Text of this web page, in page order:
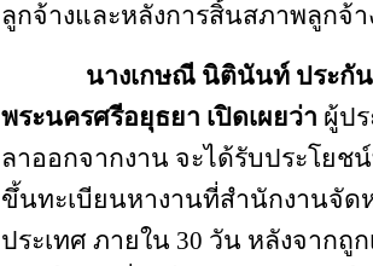
ลูกจ้างและหลังการสิ้นสภาพลูกจ้า
นางเกษณี นิตินันท์ ประกั
พระนครศรีอยุธยา เปิดเผยว่า ผู้ป
ลาออกจากงาน จะได้รับประโย
ขึ้นทะเบียนหางานที่สำนักงานจัด
ประเทศภายใน 30 วัน หลังจากถู